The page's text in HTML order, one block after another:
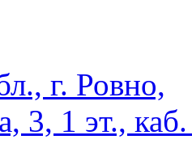
г. Ровно,
3, 1 эт.,